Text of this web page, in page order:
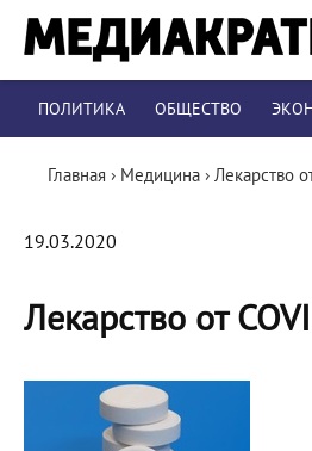
ПОЛИТИКА ОБЩЕСТВО
Главная › Медицина › Лекарство
19.03.2020
Лекарство от